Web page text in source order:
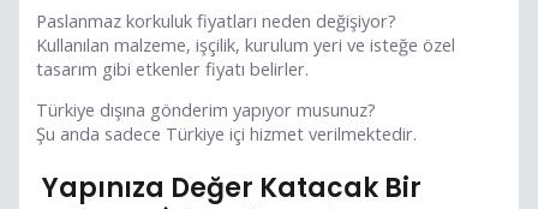
Paslanmaz korkuluk fiyatları neden değişiyor?
Kullanılan malzeme, işçilik, kurulum yeri ve isteğe özel
tasarım gibi etkenler fiyatı belirler.
Türkiye dışına gönderim yapıyor musunuz?
Şu anda sadece Türkiye içi hizmet verilmektedir.
Yapınıza Değer Katacak Bir